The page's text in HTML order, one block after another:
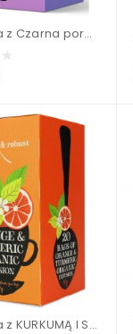
Herbatka z Czarna porzeczką i Maliną BIO (20X2,5g) - CLIPPER 50 g)
Herbatka z KURKUMĄ I SKÓRKĄ Z POMARANCZY BIO (20 x 2 g) - CLIPPER 40 g